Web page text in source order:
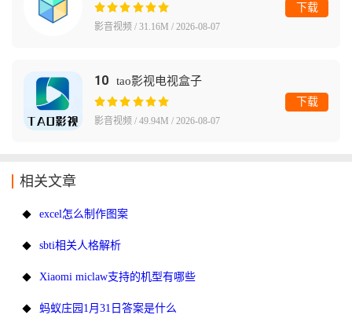
影音视频 / 31.16M / 2026-08-07
下载
10 tao影视电视盒子
影音视频 / 49.94M / 2026-08-07
下载
相关文章
excel怎么制作图案
sbti相关人格解析
Xiaomi miclaw支持的机型有哪些
蚂蚁庄园1月31日答案是什么